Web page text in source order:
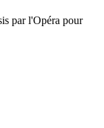
par l'Opéra pour